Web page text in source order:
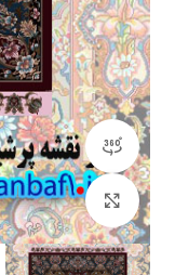
مشاهده 360 درجه
بزرگنمایی تصویر